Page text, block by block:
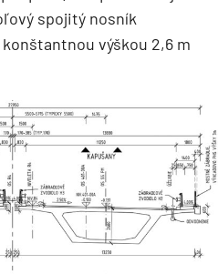
spojitý nosník
výškou 2,6 m